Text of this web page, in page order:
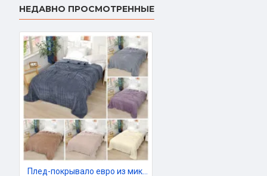
НЕДАВНО ПРОСМОТРЕННЫЕ